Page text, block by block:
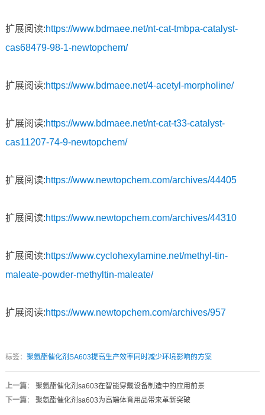
扩展阅读:https://www.bdmaee.net/nt-cat-tmbpa-catalyst-
cas68479-98-1-newtopchem/
扩展阅读:https://www.bdmaee.net/4-acetyl-morpholine/
扩展阅读:https://www.bdmaee.net/nt-cat-t33-catalyst-
cas11207-74-9-newtopchem/
扩展阅读:https://www.newtopchem.com/archives/44405
扩展阅读:https://www.newtopchem.com/archives/44310
扩展阅读:https://www.cyclohexylamine.net/methyl-tin-
maleate-powder-methyltin-maleate/
扩展阅读:https://www.newtopchem.com/archives/957
标签： 聚氨酯催化剂SA603提高生产效率同时减少环境影响的方案
上一篇： 聚氨酯催化剂sa603在智能穿戴设备制造中的应用前景
下一篇： 聚氨酯催化剂sa603为高端体育用品带来革新突破